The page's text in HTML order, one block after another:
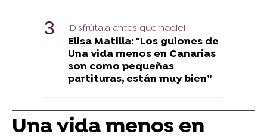
¡Disfrútala antes que nadie!
Elisa Matilla: "Los guiones de
Una vida menos en Canarias
son como pequeñas
partituras, están muy bien”
Una vida menos en